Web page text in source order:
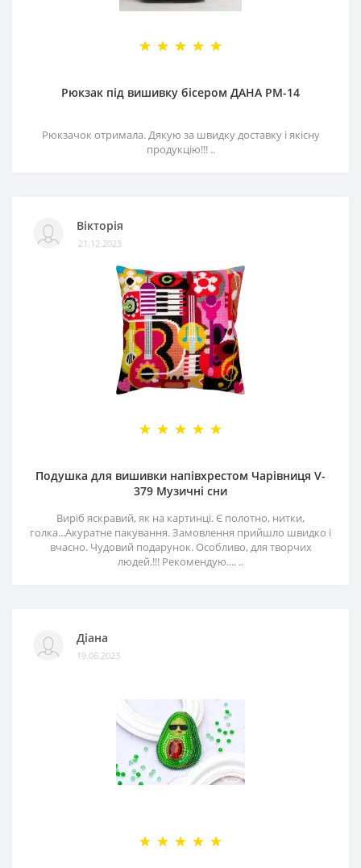
Рюкзак під вишивку бісером ДАНА РМ-14
Рюкзачок отримала. Дякую за швидку доставку і якісну
продукцію!!! ..
Вікторія
21.12.2023
Подушка для вишивки напівхрестом Чарівниця V-
379 Музичні сни
Виріб яскравий, як на картинці. Є полотно, нитки,
голка...Акуратне пакування. Замовлення прийшло швидко і
вчасно. Чудовий подарунок. Особливо, для творчих
людей.!!! Рекомендую.... ..
Діана
19.06.2023